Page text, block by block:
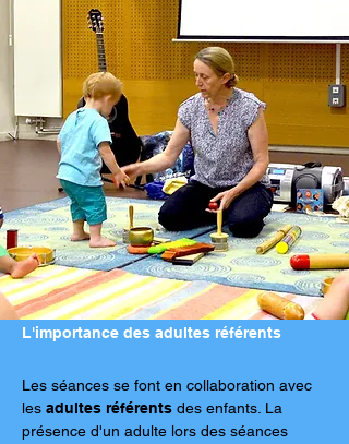
L'importance des adultes référents
Les séances se font en collaboration avec
les adultes référents des enfants. La
présence d'un adulte lors des séances